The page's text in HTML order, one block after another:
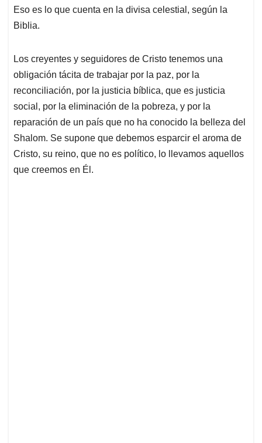
Eso es lo que cuenta en la divisa celestial, según la
Biblia.
Los creyentes y seguidores de Cristo tenemos una
obligación tácita de trabajar por la paz, por la
reconciliación, por la justicia bíblica, que es justicia
social, por la eliminación de la pobreza, y por la
reparación de un país que no ha conocido la belleza del
Shalom. Se supone que debemos esparcir el aroma de
Cristo, su reino, que no es político, lo llevamos aquellos
que creemos en Él.